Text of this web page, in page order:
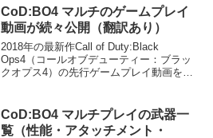
の事例や、開発スタジオの発言...
CoD:BO4 マルチのゲームプレイ
動画が続々公開（翻訳あり）
2018年の最新作Call of Duty:Black
Ops4（コールオブデューティー：ブラッ
クオプス4）の先行ゲームプレイ動画をま
が公開されたばかりのCo...
CoD:BO4 マルチプレイの武器一
覧（性能・アタッチメント・